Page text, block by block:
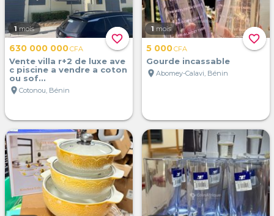
favorite_border
1 mois
630 000 000CFA
Vente villa r+2 de luxe ave
c piscine a vendre a coton
ou sof...
location_on Cotonou, Bénin
favorite_border
1 mois
5 000CFA
Gourde incassable
location_on Abomey-Calavi, Bénin